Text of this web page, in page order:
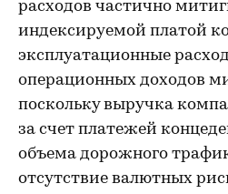
расходов частично
индексируемой платой
эксплуатационные
операционных доходов
поскольку выручка
за счет платежей
объема дорожного
отсутствие валютных